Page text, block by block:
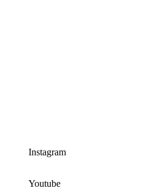
Instagram
Youtube